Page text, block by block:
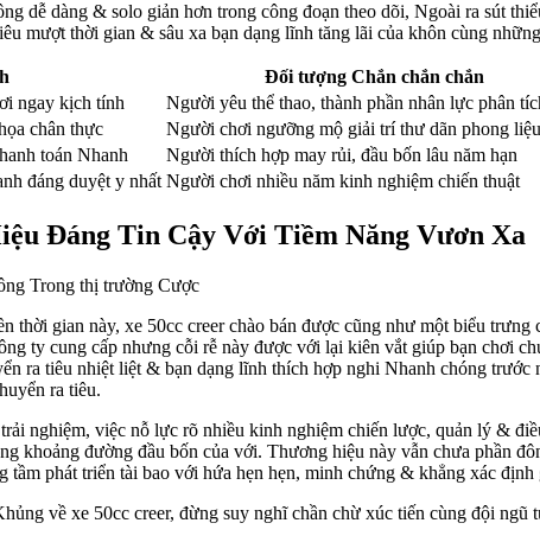
dễ dàng & solo giản hơn trong công đoạn theo dõi, Ngoài ra sút
mượt thời gian & sâu xa bạn dạng lĩnh tăng lãi của khôn cùng
Đối tượng Chắn chắn chắn
ngay kịch tính Người yêu thể thao, thành phần nhân lực phân
chân thực Người chơi ngưỡng mộ giải trí thư dãn phong
toán Nhanh Người thích hợp may rủi, đầu bốn lâu năm hạn
đáng duyệt y nhất Người chơi nhiều năm kinh nghiệm chiến thuật
Đáng Tin Cậy Với Tiềm Năng Vươn Xa
thời gian này, xe 50cc creer chào bán được cũng như một biểu
ty cung cấp nhưng cỗi rễ này được với lại kiên vắt giúp bạn chơi
ra tiêu nhiệt liệt & bạn dạng lĩnh thích hợp nghi Nhanh chóng
ra tiêu.
nghiệm, việc nỗ lực rõ nhiều kinh nghiệm chiến lược, quản lý &
khoảng đường đầu bốn của với. Thương hiệu này vẫn chưa phần
phát triển tài bao với hứa hẹn hẹn, minh chứng & khẳng xác
về xe 50cc creer, đừng suy nghĩ chần chừ xúc tiến cùng đội